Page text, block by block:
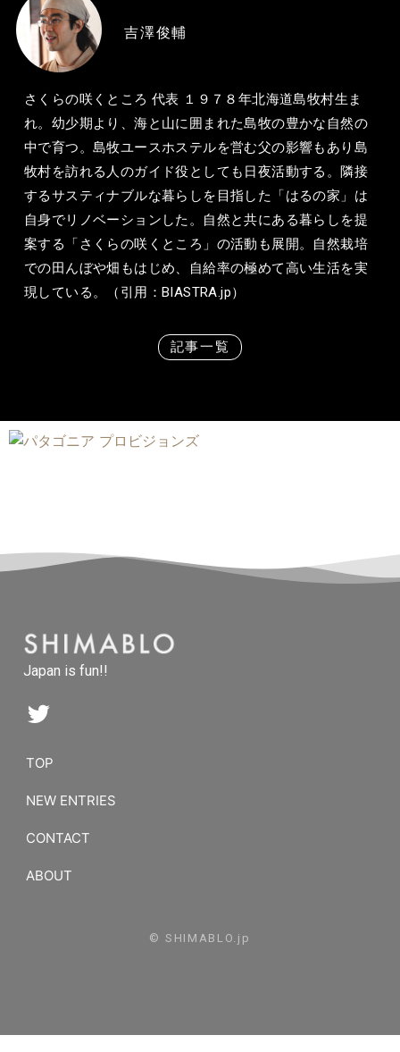
吉澤俊輔
さくらの咲くところ 代表 １９７８年北海道島牧村生ま
れ。幼少期より、海と山に囲まれた島牧の豊かな自然の
中で育つ。島牧ユースホステルを営む父の影響もあり島
牧村を訪れる人のガイド役としても日夜活動する。隣接
するサスティナブルな暮らしを目指した「はるの家」は
自身でリノベーションした。自然と共にある暮らしを提
案する「さくらの咲くところ」の活動も展開。自然栽培
での田んぼや畑もはじめ、自給率の極めて高い生活を実
現している。（引用：BIASTRA.jp）
記事一覧
Japan is fun!!
TOP
NEW ENTRIES
CONTACT
ABOUT
© SHIMABLO.jp